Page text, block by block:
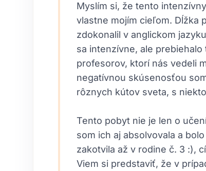
Myslím si, že tento
vlastne mojím cieľom. Dĺžka
zdokonalil v anglickom
sa intenzívne, ale
profesorov, ktorí nás vedeli
negatívnou skúsenosťou
rôznych kútov sveta, s
Tento pobyt nie je len o
som ich aj absolvovala a
zakotvila až v rodine č. 3 :),
Viem si predstaviť, že v